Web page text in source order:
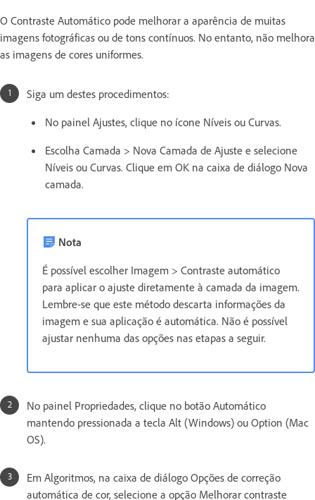
O Contraste Automático pode melhorar a aparência de muitas
imagens fotográficas ou de tons contínuos. No entanto, não melhora
as imagens de cores uniformes.
Siga um destes procedimentos:
No painel Ajustes, clique no ícone Níveis ou Curvas.
Escolha Camada > Nova Camada de Ajuste e selecione
Níveis ou Curvas. Clique em OK na caixa de diálogo Nova
camada.
Nota
É possível escolher Imagem > Contraste automático
para aplicar o ajuste diretamente à camada da imagem.
Lembre-se que este método descarta informações da
imagem e sua aplicação é automática. Não é possível
ajustar nenhuma das opções nas etapas a seguir.
No painel Propriedades, clique no botão Automático
mantendo pressionada a tecla Alt (Windows) ou Option (Mac
OS).
Em Algoritmos, na caixa de diálogo Opções de correção
automática de cor, selecione a opção Melhorar contraste